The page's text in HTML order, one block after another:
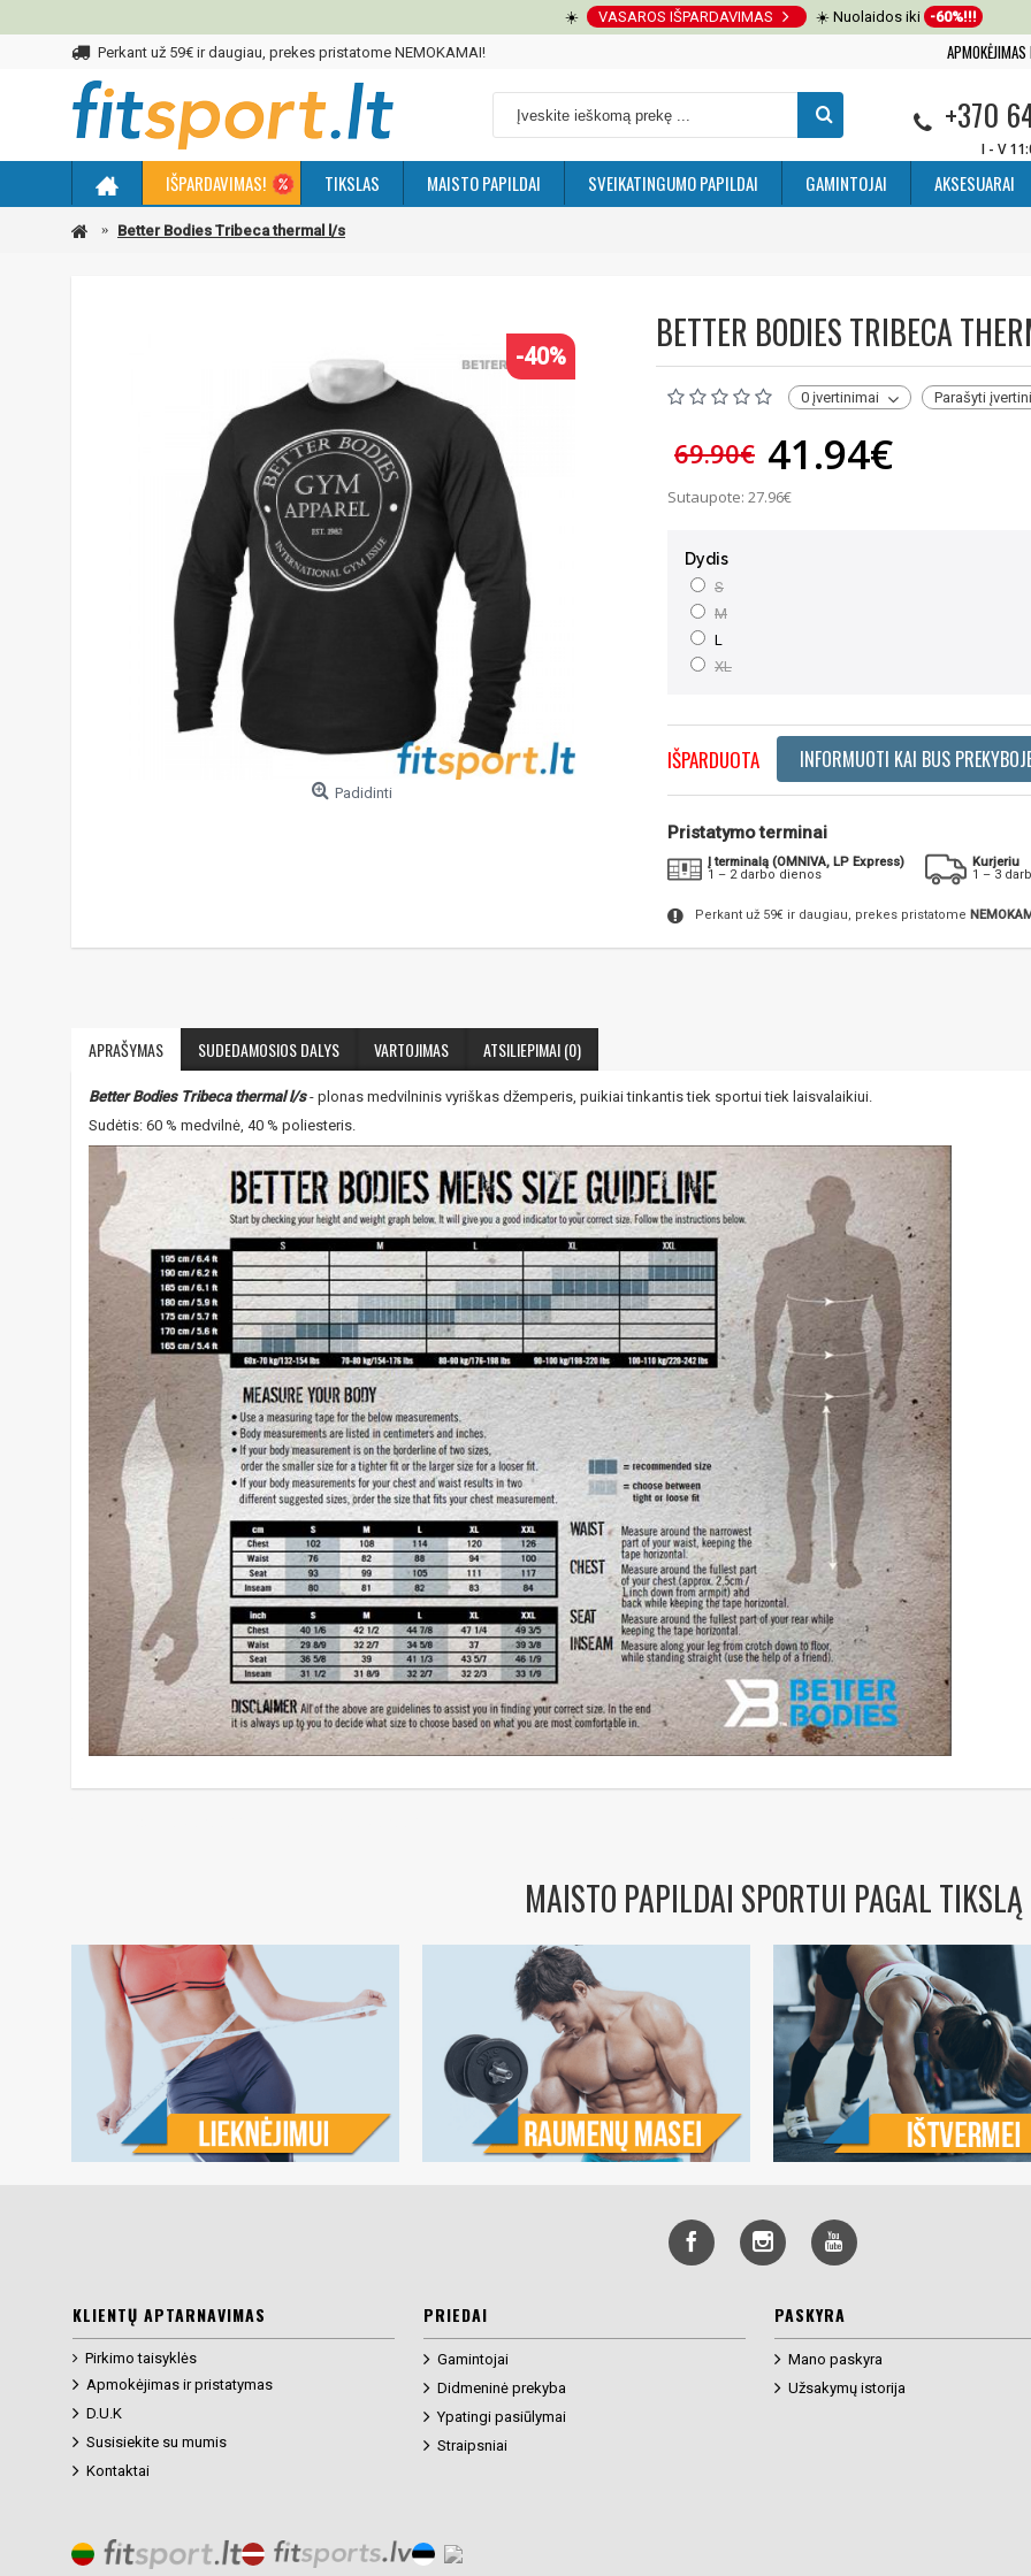
☀️ VASAROS IŠPARDAVIMAS ☀️ Nuolaidos iki -60%!!!
Perkant už 59€ ir daugiau, prekes pristatome NEMOKAMAI!
+370
I - V
IŠPARDAVIMAS! TIKSLAS MAISTO PAPILDAI SVEIKATINGUMO PAPILDAI GAMINTOJAI AKSESUARAI
Better Bodies Tribeca thermal l/s
-40%
Padidinti
BETTER BODIES TRIBECA
0 įvertinimai Parašyti
69.90€ 41.94€
Sutaupote: 27.96€
Dydis
S
M
L
XL
IŠPARDUOTA INFORMUOTI KAI BUS
Pristatymo terminai
Į terminalą (OMNIVA, LP Express)
1 – 2 darbo dienos
Kurjeriu
1 – 3
Perkant už 59€ ir daugiau, prekes pristatome
APRAŠYMAS SUDEDAMOSIOS DALYS VARTOJIMAS ATSILIEPIMAI (0)
Better Bodies Tribeca thermal l/s- plonas medvilninis vyriškas džemperis, puikiai tinkantis tiek sportui tiek laisvalaikiui.
Sudėtis: 60 % medvilnė, 40 % poliesteris.
MAISTO PAPILDAI SPORTUI PAGAL TIKSLĄ
KLIENTŲ APTARNAVIMAS
Pirkimo taisyklės
Apmokėjimas ir pristatymas
D.U.K
Susisiekite su mumis
Kontaktai
PRIEDAI
Gamintojai
Didmeninė prekyba
Ypatingi pasiūlymai
Straipsniai
PASKYRA
Mano paskyra
Užsakymų istorija
apsipirkimui (daugeliui prekių)
nepraleisk kitų geriausių
Prenumeruok mūsų
dabar!
* Nuolaida taikoma gamintojams: Amix,
XXL, Raw powders, Go powders,
system. Akcijinėms prekėms nuolaida
nuolaidos nesumuojamos.
Gauti pasiūlymus ir
Sužinoti, kaip mes apsaugome ir tvarkome
Jūsų duomenis galite perskaitę mūsų
privatumo politikos sąlygas.
PRENUMERUOTI